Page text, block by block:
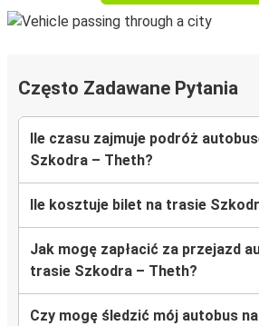
Często Zadawane Pytania
Ile czasu zajmuje podróż
Szkodra – Theth?
Ile kosztuje bilet na trasie
Jak mogę zapłacić za przejazd
trasie Szkodra – Theth?
Czy mogę śledzić mój autobus